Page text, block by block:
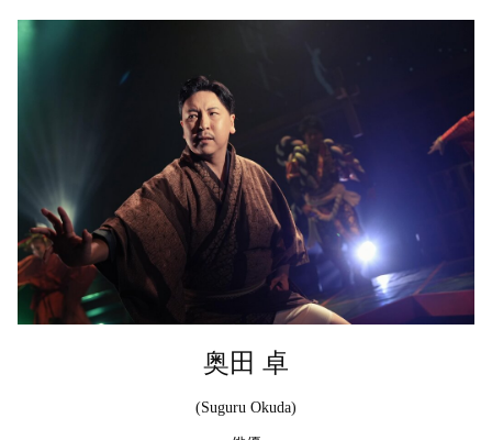
奥田 卓
(Suguru Okuda)